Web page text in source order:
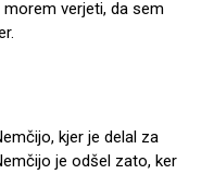
verjeti, da sem
kjer je delal za
je odšel zato, ker